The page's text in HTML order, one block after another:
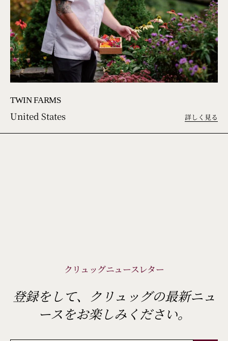
TWIN FARMS
United States 詳しく見る
クリュッグニュースレター
登録をして、クリュッグの最新ニュ
ースをお楽しみください。